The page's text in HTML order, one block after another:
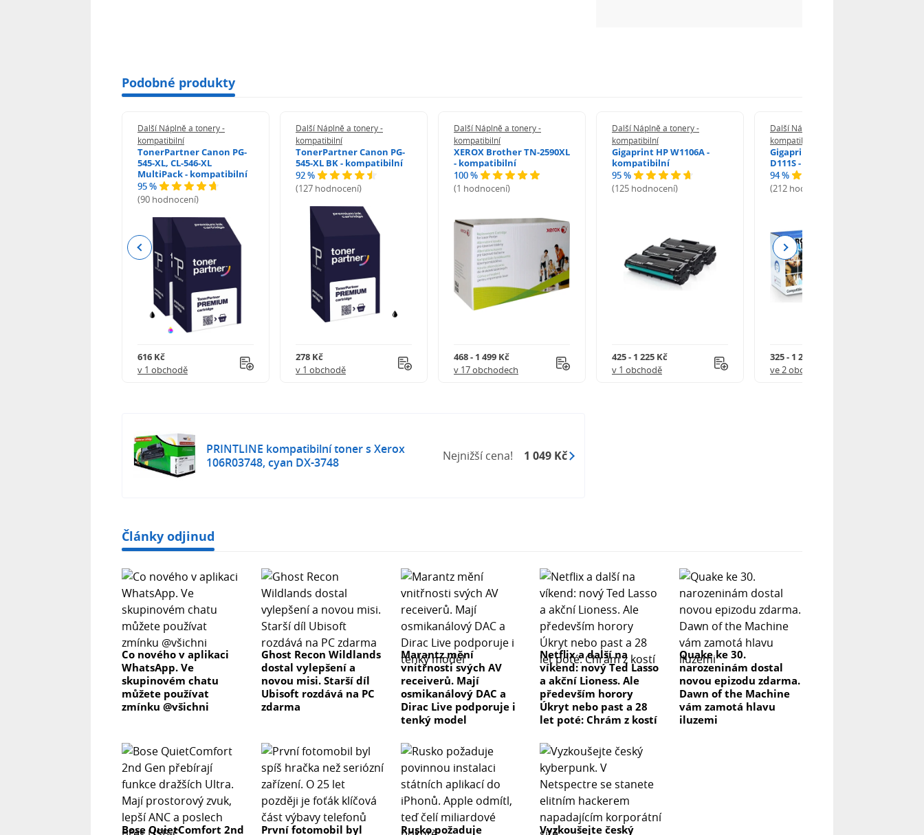
Podobné produkty
Další Náplně a tonery -
kompatibilní
TonerPartner Canon PG-
545-XL, CL-546-XL
MultiPack - kompatibilní
95 %
(90 hodnocení)
616 Kč
v 1 obchodě
Další Náplně a tonery -
kompatibilní
TonerPartner Canon PG-
545-XL BK - kompatibilní
92 %
(127 hodnocení)
278 Kč
v 1 obchodě
Další Náplně a tonery -
kompatibilní
XEROX Brother TN-2590XL
- kompatibilní
100 %
(1 hodnocení)
468 - 1 499 Kč
v 17 obchodech
Další Náplně a tonery -
kompatibilní
Gigaprint HP W1106A -
kompatibilní
95 %
(125 hodnocení)
425 - 1 225 Kč
v 1 obchodě
Další Náplně a tonery -
kompatibilní
Gigaprint Samsung MLT-
D111S - kompatibilní
94 %
(212 hodnocení)
325 - 1 245 Kč
ve 2 obchodech
Previous Next
PRINTLINE kompatibilní toner s Xerox
106R03748, cyan DX-3748
Nejnižší cena! 1 049 Kč
Články odjinud
Co nového v aplikaci
WhatsApp. Ve
skupinovém chatu
můžete používat
zmínku @všichni
Ghost Recon Wildlands
dostal vylepšení a
novou misi. Starší díl
Ubisoft rozdává na PC
zdarma
Marantz mění
vnitřnosti svých AV
receiverů. Mají
osmikanálový DAC a
Dirac Live podporuje i
tenký model
Netflix a další na
víkend: nový Ted Lasso
a akční Lioness. Ale
především horory
Úkryt nebo past a 28
let poté: Chrám z kostí
Quake ke 30.
narozeninám dostal
novou epizodu zdarma.
Dawn of the Machine
vám zamotá hlavu
iluzemi
Bose QuietComfort 2nd První fotomobil byl Rusko požaduje Vyzkoušejte český